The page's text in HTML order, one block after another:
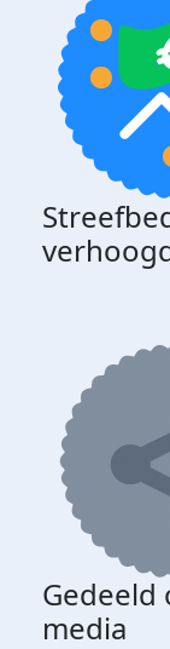
Gedeeld
media